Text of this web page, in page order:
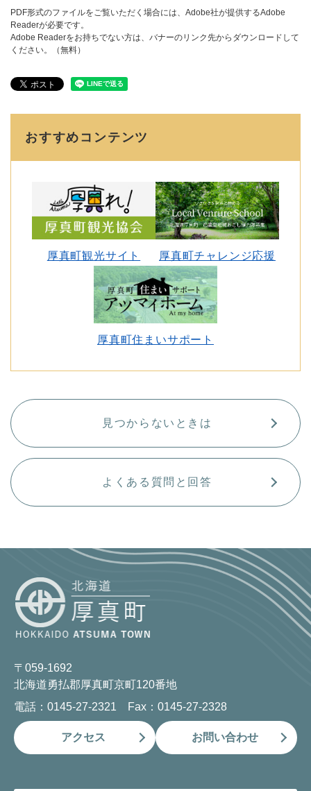
PDF形式のファイルをご覧いただく場合には、Adobe社が提供するAdobe
Readerが必要です。
Adobe Readerをお持ちでない方は、バナーのリンク先からダウンロードして
ください。（無料）
おすすめコンテンツ
厚真町観光サイト 厚真町チャレンジ応援
厚真町住まいサポート
見つからないときは
よくある質問と回答
〒059-1692
北海道勇払郡厚真町京町120番地
電話：0145-27-2321 Fax：0145-27-2328
アクセス お問い合わせ